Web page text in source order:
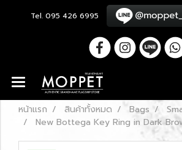
Tel. 095 426 6995
หน้าแรก สินค้าทั้งหมด Bags
New Bottega Key Ring in Dark